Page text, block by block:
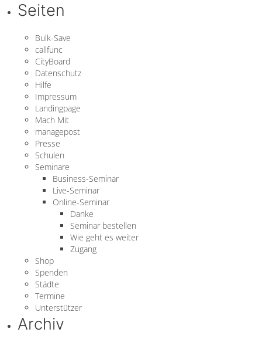
Seiten
Bulk-Save
callfunc
CityBoard
Datenschutz
Hilfe
Impressum
Landingpage
Mach Mit
managepost
Presse
Schulen
Seminare
Business-Seminar
Live-Seminar
Online-Seminar
Danke
Seminar bestellen
Wie geht es weiter
Zugang
Shop
Spenden
Städte
Termine
Unterstützer
Archiv